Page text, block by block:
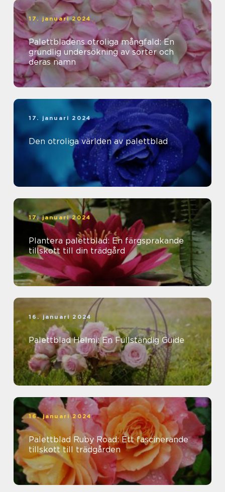
17. januari 2024
Palettbladens otroliga mångfald: En
grundlig undersökning av sorter och
deras namn
17. januari 2024
Den otroliga världen av palettblad
17. januari 2024
Plantera palettblad: En färgsprakande
tillskott till din trädgård
16. januari 2024
Palettblad Helmi: En Fullständig Guide
16. januari 2024
Palettblad Ruby Road: Ett fascinerande
tillskott till trädgården